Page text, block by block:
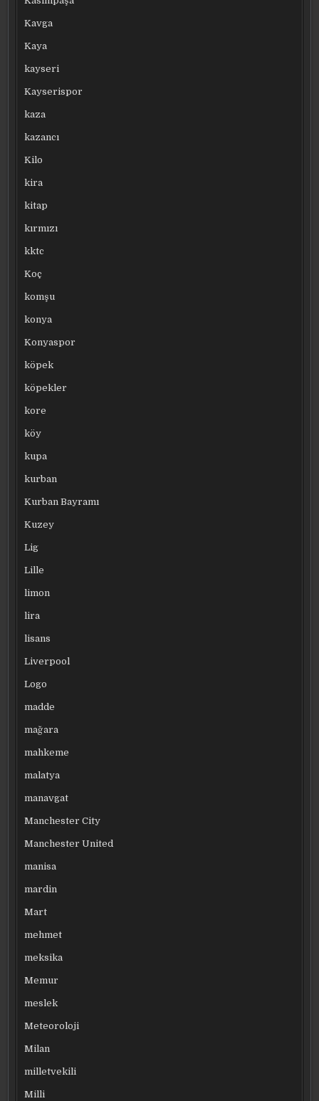
Kavga
Kaya
kayseri
Kayserispor
kaza
kazancı
Kilo
kira
kitap
kırmızı
kktc
Koç
komşu
konya
Konyaspor
köpek
köpekler
kore
köy
kupa
kurban
Kurban Bayramı
Kuzey
Lig
Lille
limon
lira
lisans
Liverpool
Logo
madde
mağara
mahkeme
malatya
manavgat
Manchester City
Manchester United
manisa
mardin
Mart
mehmet
meksika
Memur
meslek
Meteoroloji
Milan
milletvekili
Milli